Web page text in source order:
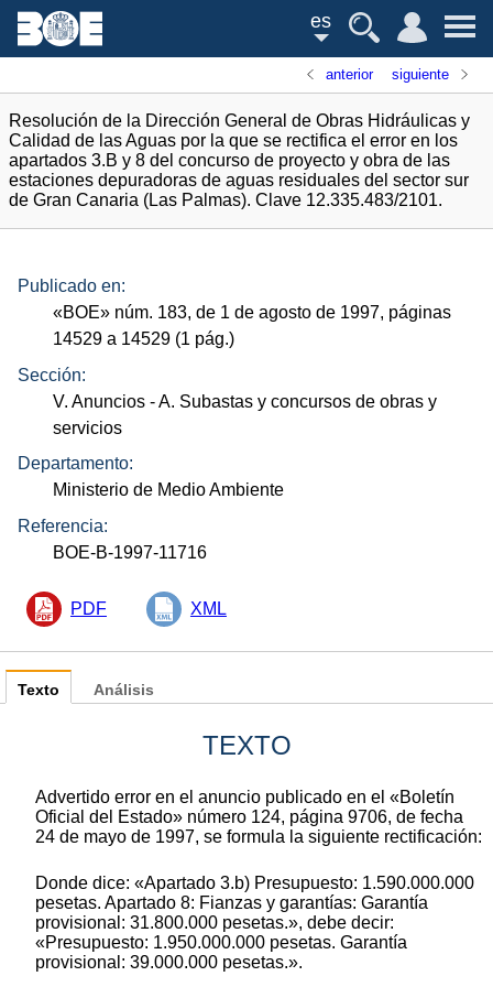
es
anterior siguiente
Resolución de la Dirección General de Obras Hidráulicas y
Calidad de las Aguas por la que se rectifica el error en los
apartados 3.B y 8 del concurso de proyecto y obra de las
estaciones depuradoras de aguas residuales del sector sur
de Gran Canaria (Las Palmas). Clave 12.335.483/2101.
Publicado en:
«BOE» núm. 183, de 1 de agosto de 1997, páginas
14529 a 14529 (1 pág.)
Sección:
V. Anuncios - A. Subastas y concursos de obras y
servicios
Departamento:
Ministerio de Medio Ambiente
Referencia:
BOE-B-1997-11716
PDF XML
Texto
TEXTO
Advertido error en el anuncio publicado en el «Boletín
Oficial del Estado» número 124, página 9706, de fecha
24 de mayo de 1997, se formula la siguiente rectificación:
Donde dice: «Apartado 3.b) Presupuesto: 1.590.000.000
pesetas. Apartado 8: Fianzas y garantías: Garantía
provisional: 31.800.000 pesetas.», debe decir:
«Presupuesto: 1.950.000.000 pesetas. Garantía
provisional: 39.000.000 pesetas.».
Análisis